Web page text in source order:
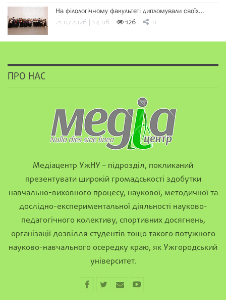
На філологічному факультеті дипломували своїх…
21.07.2026 | 14:06 126 0
ПРО НАС
Медіацентр УжНУ – підрозділ, покликаний
презентувати широкій громадськості здобутки
навчально-виховного процесу, наукової, методичної та
дослідно-експериментальної діяльності науково-
педагогічного колективу, спортивних досягнень,
організації дозвілля студентів тощо такого потужного
науково-навчального осередку краю, як Ужгородський
університет.